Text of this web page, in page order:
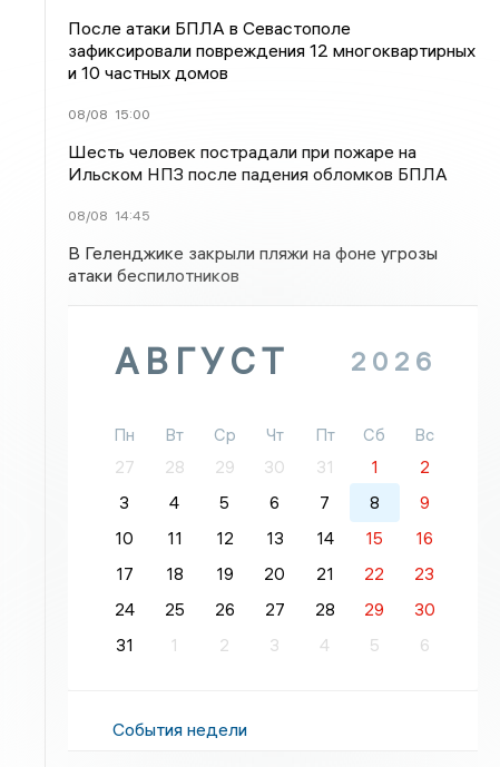
После атаки БПЛА в Севастополе
зафиксировали повреждения 12 многоквартирных
и 10 частных домов
08/08 15:00
Шесть человек пострадали при пожаре на
Ильском НПЗ после падения обломков БПЛА
08/08 14:45
В Геленджике закрыли пляжи на фоне угрозы
атаки беспилотников
АВГУСТ 2026
Пн Вт Ср Чт Пт Сб
Вс
27
28 29 30 31 1
2
3
4 5 6 7 8
9
10
11 12 13 14 15
16
17
18 19 20 21 22
23
24
25 26 27 28 29
30
31
1 2 3 4 5 6
События недели